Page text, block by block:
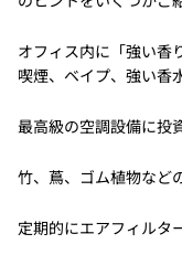
オフィス内に「強い香
喫煙、ベイプ、強い香
最高級の空調設備に投
竹、蔦、ゴム植物など
定期的にエアフィルタ